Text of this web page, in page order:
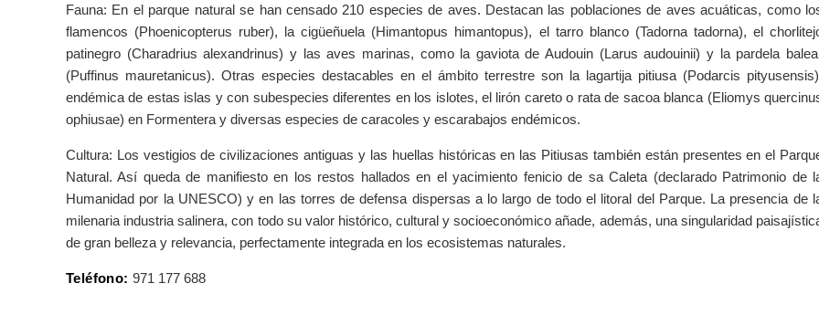
Fauna: En el parque natural se han censado 210 especies de aves. Destacan las poblaciones de aves acuáticas, como
flamencos (Phoenicopterus ruber), la cigüeñuela (Himantopus himantopus), el tarro blanco (Tadorna tadorna), el
patinegro (Charadrius alexandrinus) y las aves marinas, como la gaviota de Audouin (Larus audouinii) y la pardela
(Puffinus mauretanicus). Otras especies destacables en el ámbito terrestre son la lagartija pitiusa (Podarcis
endémica de estas islas y con subespecies diferentes en los islotes, el lirón careto o rata de sacoa blanca (Eliomys
ophiusae) en Formentera y diversas especies de caracoles y escarabajos endémicos.
Cultura: Los vestigios de civilizaciones antiguas y las huellas históricas en las Pitiusas también están presentes en el
Natural. Así queda de manifiesto en los restos hallados en el yacimiento fenicio de sa Caleta (declarado Patrimonio de
Humanidad por la UNESCO) y en las torres de defensa dispersas a lo largo de todo el litoral del Parque. La presencia de
milenaria industria salinera, con todo su valor histórico, cultural y socioeconómico añade, además, una singularidad
de gran belleza y relevancia, perfectamente integrada en los ecosistemas naturales.
Teléfono: 971 177 688